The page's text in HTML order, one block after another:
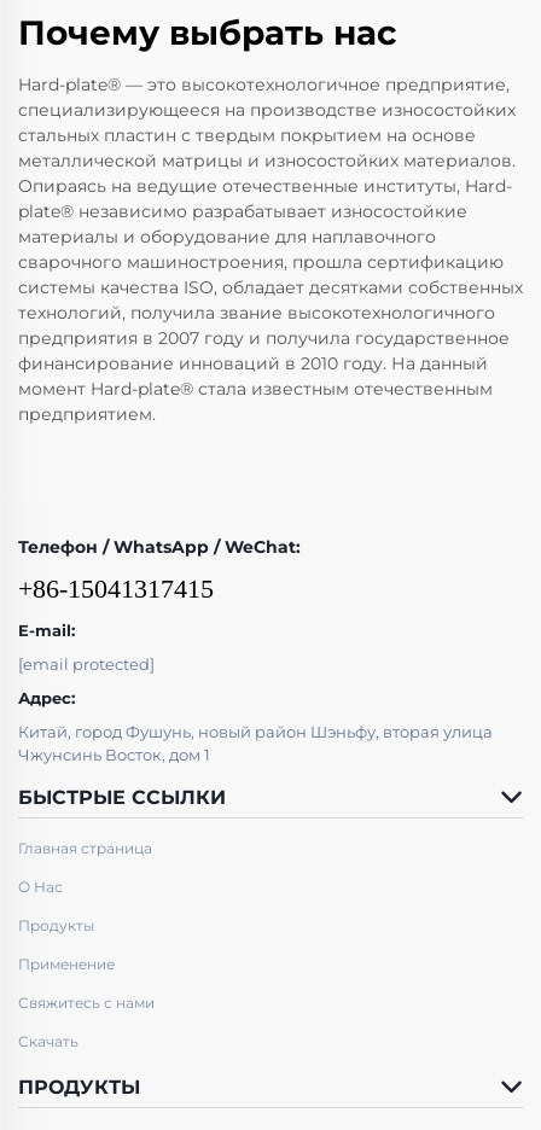
Почему выбрать нас
Hard-plate® — это высокотехнологичное предприятие,
специализирующееся на производстве износостойких
стальных пластин с твердым покрытием на основе
металлической матрицы и износостойких материалов.
Опираясь на ведущие отечественные институты, Hard-
plate® независимо разрабатывает износостойкие
материалы и оборудование для наплавочного
сварочного машиностроения, прошла сертификацию
системы качества ISO, обладает десятками собственных
технологий, получила звание высокотехнологичного
предприятия в 2007 году и получила государственное
финансирование инноваций в 2010 году. На данный
момент Hard-plate® стала известным отечественным
предприятием.
Телефон / WhatsApp / WeChat:
+86-15041317415
E-mail:
[email protected]
Адрес:
Китай, город Фушунь, новый район Шэньфу, вторая улица
Чжунсинь Восток, дом 1
БЫСТРЫЕ ССЫЛКИ
Главная страница
О Нас
Продукты
Применение
Свяжитесь с нами
Скачать
ПРОДУКТЫ